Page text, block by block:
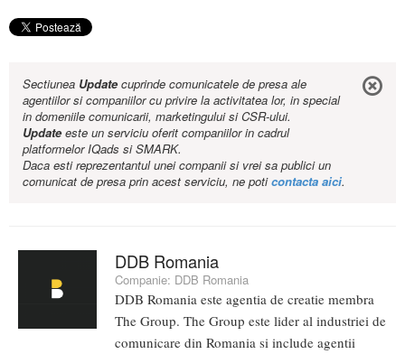
Sectiunea Updatecuprinde comunicatele de presa ale
agentiilor si companiilor cu privire la activitatea lor, in special
in domeniile comunicarii, marketingului si CSR-ului.
Updateeste un serviciu oferit companiilor in cadrul
platformelor IQads si SMARK.
Daca esti reprezentantul unei companii si vrei sa publici un
comunicat de presa prin acest serviciu, ne poticontacta aici.
DDB Romania
Companie: DDB Romania
DDB Romania este agentia de creatie membra
The Group. The Group este lider al industriei de
comunicare din Romania si include agentii